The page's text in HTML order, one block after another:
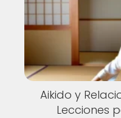
Aikido y
Lecciones